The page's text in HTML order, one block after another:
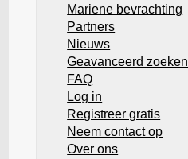
Mariene bevrachting
Partners
Nieuws
Geavanceerd zoeken
FAQ
Log in
Registreer gratis
Neem contact op
Over ons